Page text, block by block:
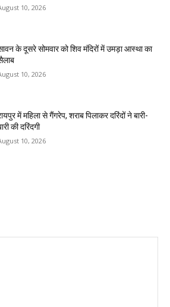
10, 2026
के दूसरे सोमवार को शिव मंदिरों में उमड़ा आस्था का
10, 2026
में महिला से गैंगरेप, शराब पिलाकर दरिंदों ने बारी-
की दरिंदगी
10, 2026